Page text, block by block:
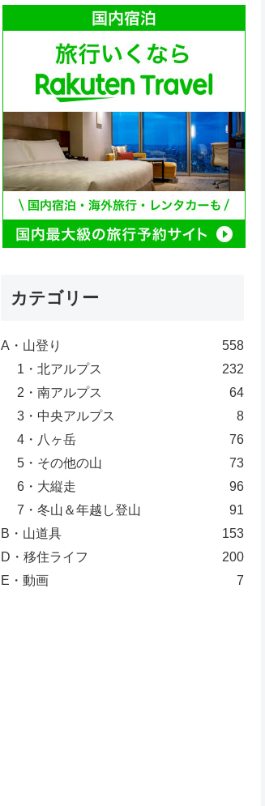
カテゴリー
A・山登り
558
1・北アルプス
232
2・南アルプス
64
3・中央アルプス
8
4・八ヶ岳
76
5・その他の山
73
6・大縦走
96
7・冬山＆年越し登山
91
B・山道具
153
D・移住ライフ
200
E・動画
7